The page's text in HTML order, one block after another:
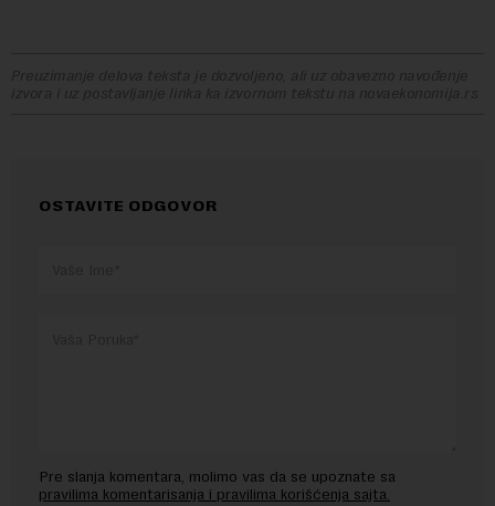
Preuzimanje delova teksta je dozvoljeno, ali uz obavezno navođenje
izvora i uz postavljanje linka ka izvornom tekstu na novaekonomija.rs
OSTAVITE ODGOVOR
Pre slanja komentara, molimo vas da se upoznate sa
pravilima komentarisanja i pravilima korišćenja sajta.